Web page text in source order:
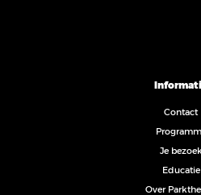
Contact
Je bezoek
Educatie
Over